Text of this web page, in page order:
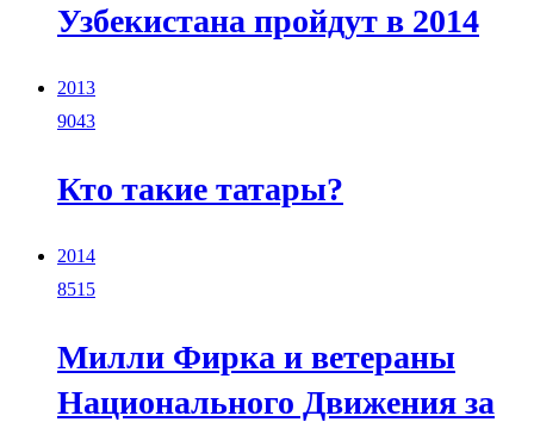
Узбекистана пройдут в 2014
2013
9043
Кто такие татары?
2014
8515
Милли Фирка и ветераны
Национального Движения за